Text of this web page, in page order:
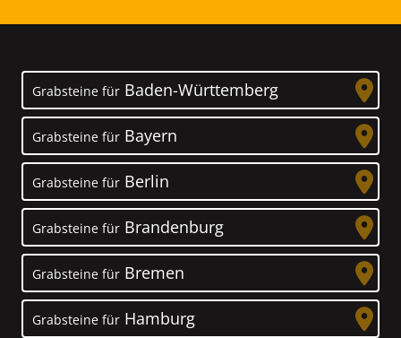
Grabsteine für Baden-Württemberg
Grabsteine für Bayern
Grabsteine für Berlin
Grabsteine für Brandenburg
Grabsteine für Bremen
Grabsteine für Hamburg